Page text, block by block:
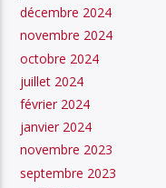
décembre 2024
novembre 2024
octobre 2024
juillet 2024
février 2024
janvier 2024
novembre 2023
septembre 2023